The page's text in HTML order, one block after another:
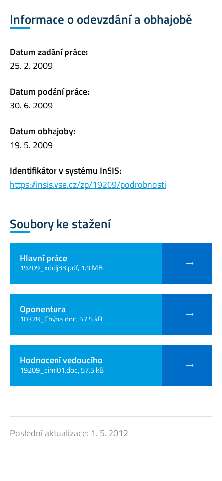
Informace o odevzdání a obhajobě
Datum zadání práce:
25. 2. 2009
Datum podání práce:
30. 6. 2009
Datum obhajoby:
19. 5. 2009
Identifikátor v systému InSIS:
https://insis.vse.cz/zp/19209/podrobnosti
Soubory ke stažení
Hlavní práce
19209_xdolj33.pdf, 1.9 MB
Oponentura
10378_Chýna.doc, 57.5 kB
Hodnocení vedoucího
19209_cimj01.doc, 57.5 kB
Poslední aktualizace: 1. 5. 2012